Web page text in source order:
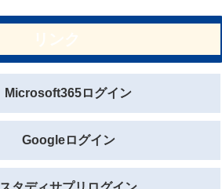
Microsoft365ログイン
Googleログイン